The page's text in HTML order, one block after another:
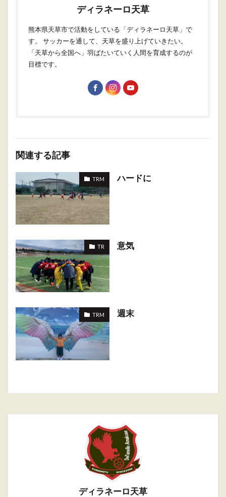
ディラネーロ天草
熊本県天草市で活動をしている「ディラネーロ天草」で
す。 サッカーを通して、天草を盛り上げていきたい。
「天草から全国へ」羽ばたいていく人間を育成するのが
目標です。
関連する記事
TRM ハードに
TR 意気
TRM 週末
ディラネーロ天草